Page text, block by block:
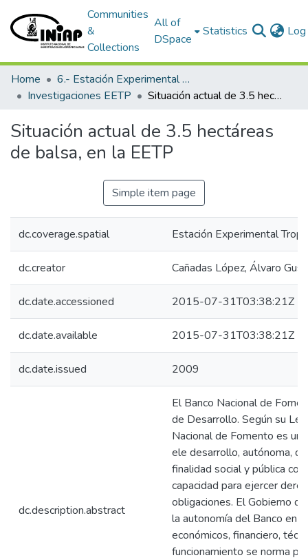
Communities
&
Collections
All of
DSpace
Statistics
Home
6.- Estación Experimental Tropical Pichilingue
Investigaciones EETP
Situación actual de 3.5 hectáreas de balsa, en la EETP
Situación actual de 3.5 hectáreas
de balsa, en la EETP
Simple item page
dc.coverage.spatial Estación Experimental
dc.creator Cañadas López, Álvaro
dc.date.accessioned 2015-07-31T03:38:21Z
dc.date.available 2015-07-31T03:38:21Z
dc.date.issued 2009
dc.description.abstract
El Banco Nacional de
de Desarrollo. Según su
Nacional de Fomento es
ele desarrollo, autónoma,
finalidad social y pública
capacidad para ejercer
obligaciones. El Gobierno
la autonomía del Banco en
económicos, financiero,
funcionamiento se norma